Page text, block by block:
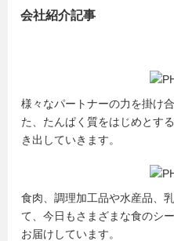
会社紹介記事
様々なパートナーの力を掛け
た、たんぱく質をはじめとす
き出していきます。
食肉、調理加工品や水産品、
て、今日もさまざまな食のシ
お届けしています。